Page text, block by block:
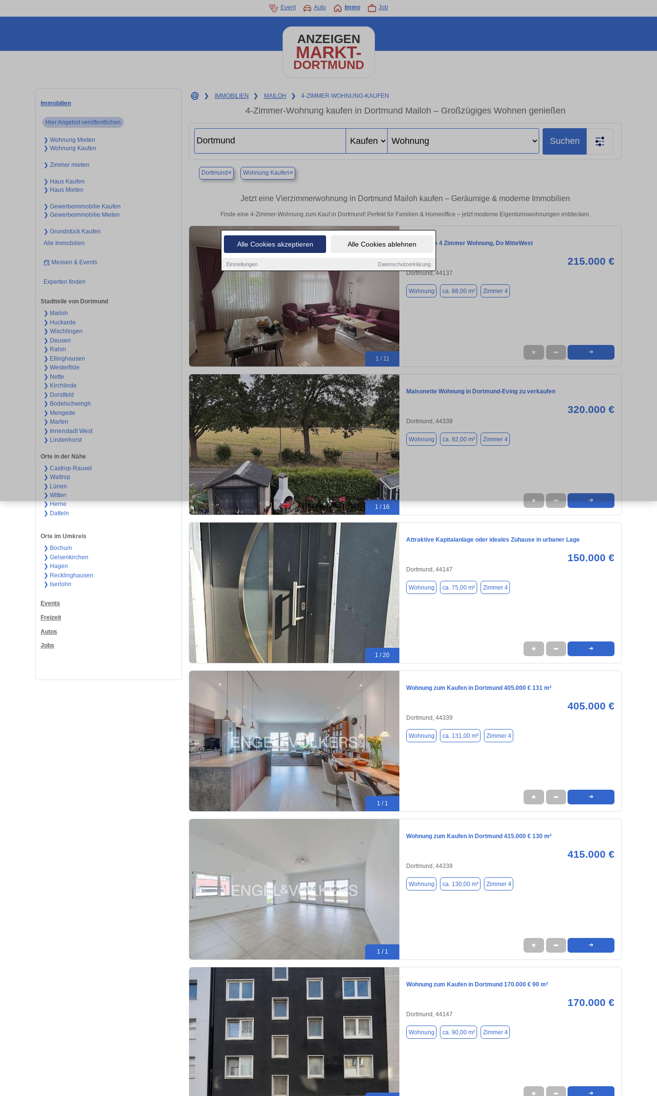
Alle Cookies akzeptieren Alle Cookies ablehnen
Einstellungen Datenschutzerklärung
Event Auto Immo Job
ANZEIGEN
MARKT-
DORTMUND
Immobilien
Hier Angebot veröffentlichen
❯ Wohnung Mieten
❯ Wohnung Kaufen
❯ Zimmer mieten
❯ Haus Kaufen
❯ Haus Mieten
❯ Gewerbeimmobilie Kaufen
❯ Gewerbeimmobilie Mieten
❯ Grundstück Kaufen
Alle Immobilien
Messen & Events
Experten finden
Stadtteile von Dortmund
❯ Mailoh
❯ Huckarde
❯ Wischlingen
❯ Deusen
❯ Rahm
❯ Ellinghausen
❯ Westerfilde
❯ Nette
❯ Kirchlinde
❯ Dorstfeld
❯ Bodelschwingh
❯ Mengede
❯ Marten
❯ Innenstadt West
❯ Lindenhorst
Orte in der Nähe
❯ Castrop-Rauxel
❯ Waltrop
❯ Lünen
❯ Witten
❯ Herne
❯ Datteln
Orte im Umkreis
❯ Bochum
❯ Gelsenkirchen
❯ Hagen
❯ Recklinghausen
❯ Iserlohn
Events
Freizeit
Autos
Jobs
❯ IMMOBILIEN ❯ MAILOH ❯ 4-ZIMMER-WOHNUNG-KAUFEN
4-Zimmer-Wohnung kaufen in Dortmund Mailoh – Großzügiges Wohnen genießen
Suchen
Dortmund × Wohnung Kaufen×
Jetzt eine Vierzimmerwohnung in Dortmund Mailoh kaufen – Geräumige & moderne Immobilien
Finde eine 4-Zimmer-Wohnung zum Kauf in Dortmund! Perfekt für Familien & Homeoffice – jetzt moderne Eigentumswohnungen entdecken.
1 / 11
Charmante 4 Zimmer Wohnung, Do MitteWest
215.000 €
Dortmund, 44137
Wohnung ca. 88,00 m² Zimmer 4
★ ➦ ➜
1 / 16
Maisonette Wohnung in Dortmund-Eving zu verkaufen
320.000 €
Dortmund, 44339
Wohnung ca. 92,00 m² Zimmer 4
★ ➦ ➜
1 / 20
Attraktive Kapitalanlage oder ideales Zuhause in urbaner Lage
150.000 €
Dortmund, 44147
Wohnung ca. 75,00 m² Zimmer 4
★ ➦ ➜
1 / 1
Wohnung zum Kaufen in Dortmund 405.000 € 131 m²
405.000 €
Dortmund, 44339
Wohnung ca. 131,00 m² Zimmer 4
★ ➦ ➜
1 / 1
Wohnung zum Kaufen in Dortmund 415.000 € 130 m²
415.000 €
Dortmund, 44339
Wohnung ca. 130,00 m² Zimmer 4
★ ➦ ➜
Wohnung zum Kaufen in Dortmund 170.000 € 90 m²
170.000 €
Dortmund, 44147
Wohnung ca. 90,00 m² Zimmer 4
★ ➦ ➜